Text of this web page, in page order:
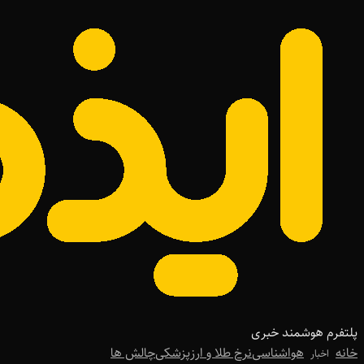
پلتفرم هوشمند خبری
خانه اخبار هواشناسینرخ طلا و ارزپزشکیچالش ها